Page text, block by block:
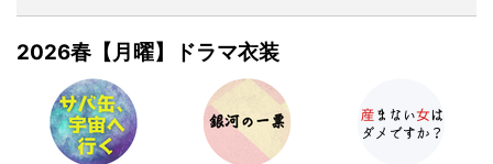
2026春【月曜】ドラマ衣装